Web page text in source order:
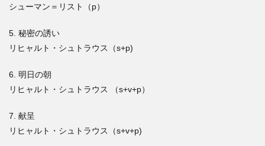
シューマン＝リスト（p）
5. 秘密の誘い
リヒャルト・シュトラウス（s+p)
6. 明日の朝
リヒャルト・シュトラウス （s+v+p）
7. 献呈
リヒャルト・シュトラウス（s+v+p)